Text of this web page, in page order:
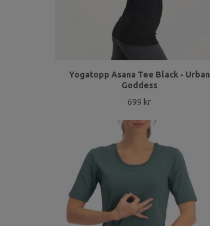
Yogatopp Asana Tee Black - Urban
Goddess
699 kr